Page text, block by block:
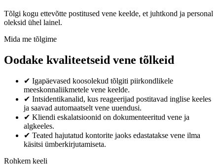
Tõlgi kogu ettevõtte postitused vene keelde, et juhtkond ja personal
oleksid ühel lainel.
Mida me tõlgime
Oodake kvaliteetseid vene tõlkeid
✔ Igapäevased koosolekud tõlgiti piirkondlikele
meeskonnaliikmetele vene keelde.
✔ Intsidentikanalid, kus reageerijad postitavad inglise keeles
ja saavad automaatselt vene uuendusi.
✔ Kliendi eskalatsioonid on dokumenteeritud vene ja
algkeeles.
✔ Teated hajutatud kontorite jaoks edastatakse vene ilma
käsitsi ümberkirjutamiseta.
Rohkem keeli